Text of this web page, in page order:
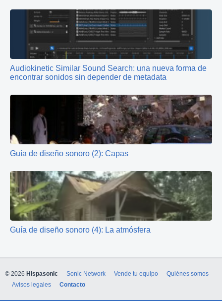
Audiokinetic Similar Sound Search: una nueva forma de
encontrar sonidos sin depender de metadata
Guía de diseño sonoro (2): Capas
Guía de diseño sonoro (4): La atmósfera
© 2026 Hispasonic Sonic Network Vende tu equipo
Quiénes somos
Avisos legales
Contacto